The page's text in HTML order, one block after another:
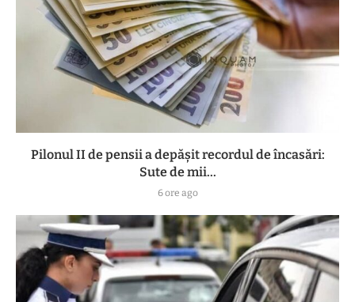
Pilonul II de pensii a depășit recordul de încasări:
Sute de mii...
6 ore ago